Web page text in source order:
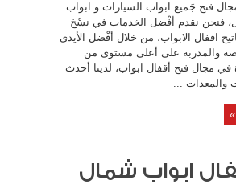
فتح جَميع ابواب السيارات و ابواب
فنحن نقدم أفْضل الخدمات في نسْخ
اقفال الابواب، من خلال أفْضل الأيدي
والمدربة على أعلى مستوى من
في مجال فتح أقفال ابواب، لدينا أحدث
والمعدات ...
ابواب شمال